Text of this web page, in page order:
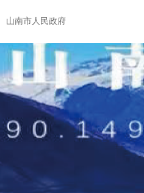
山南市人民政府